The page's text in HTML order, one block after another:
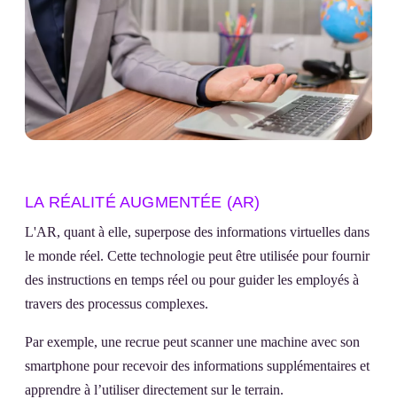
LA RÉALITÉ AUGMENTÉE (AR)
L'AR, quant à elle, superpose des informations virtuelles dans
le monde réel. Cette technologie peut être utilisée pour fournir
des instructions en temps réel ou pour guider les employés à
travers des processus complexes.
Par exemple, une recrue peut scanner une machine avec son
smartphone pour recevoir des informations supplémentaires et
apprendre à l’utiliser directement sur le terrain.